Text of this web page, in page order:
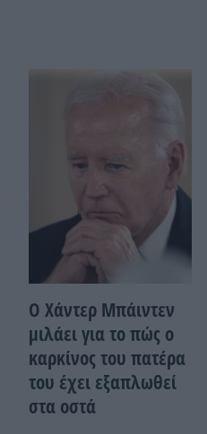
Ο Χάντερ Μπάιντεν
μιλάει για το πώς ο
καρκίνος του πατέρα
του έχει εξαπλωθεί
στα οστά